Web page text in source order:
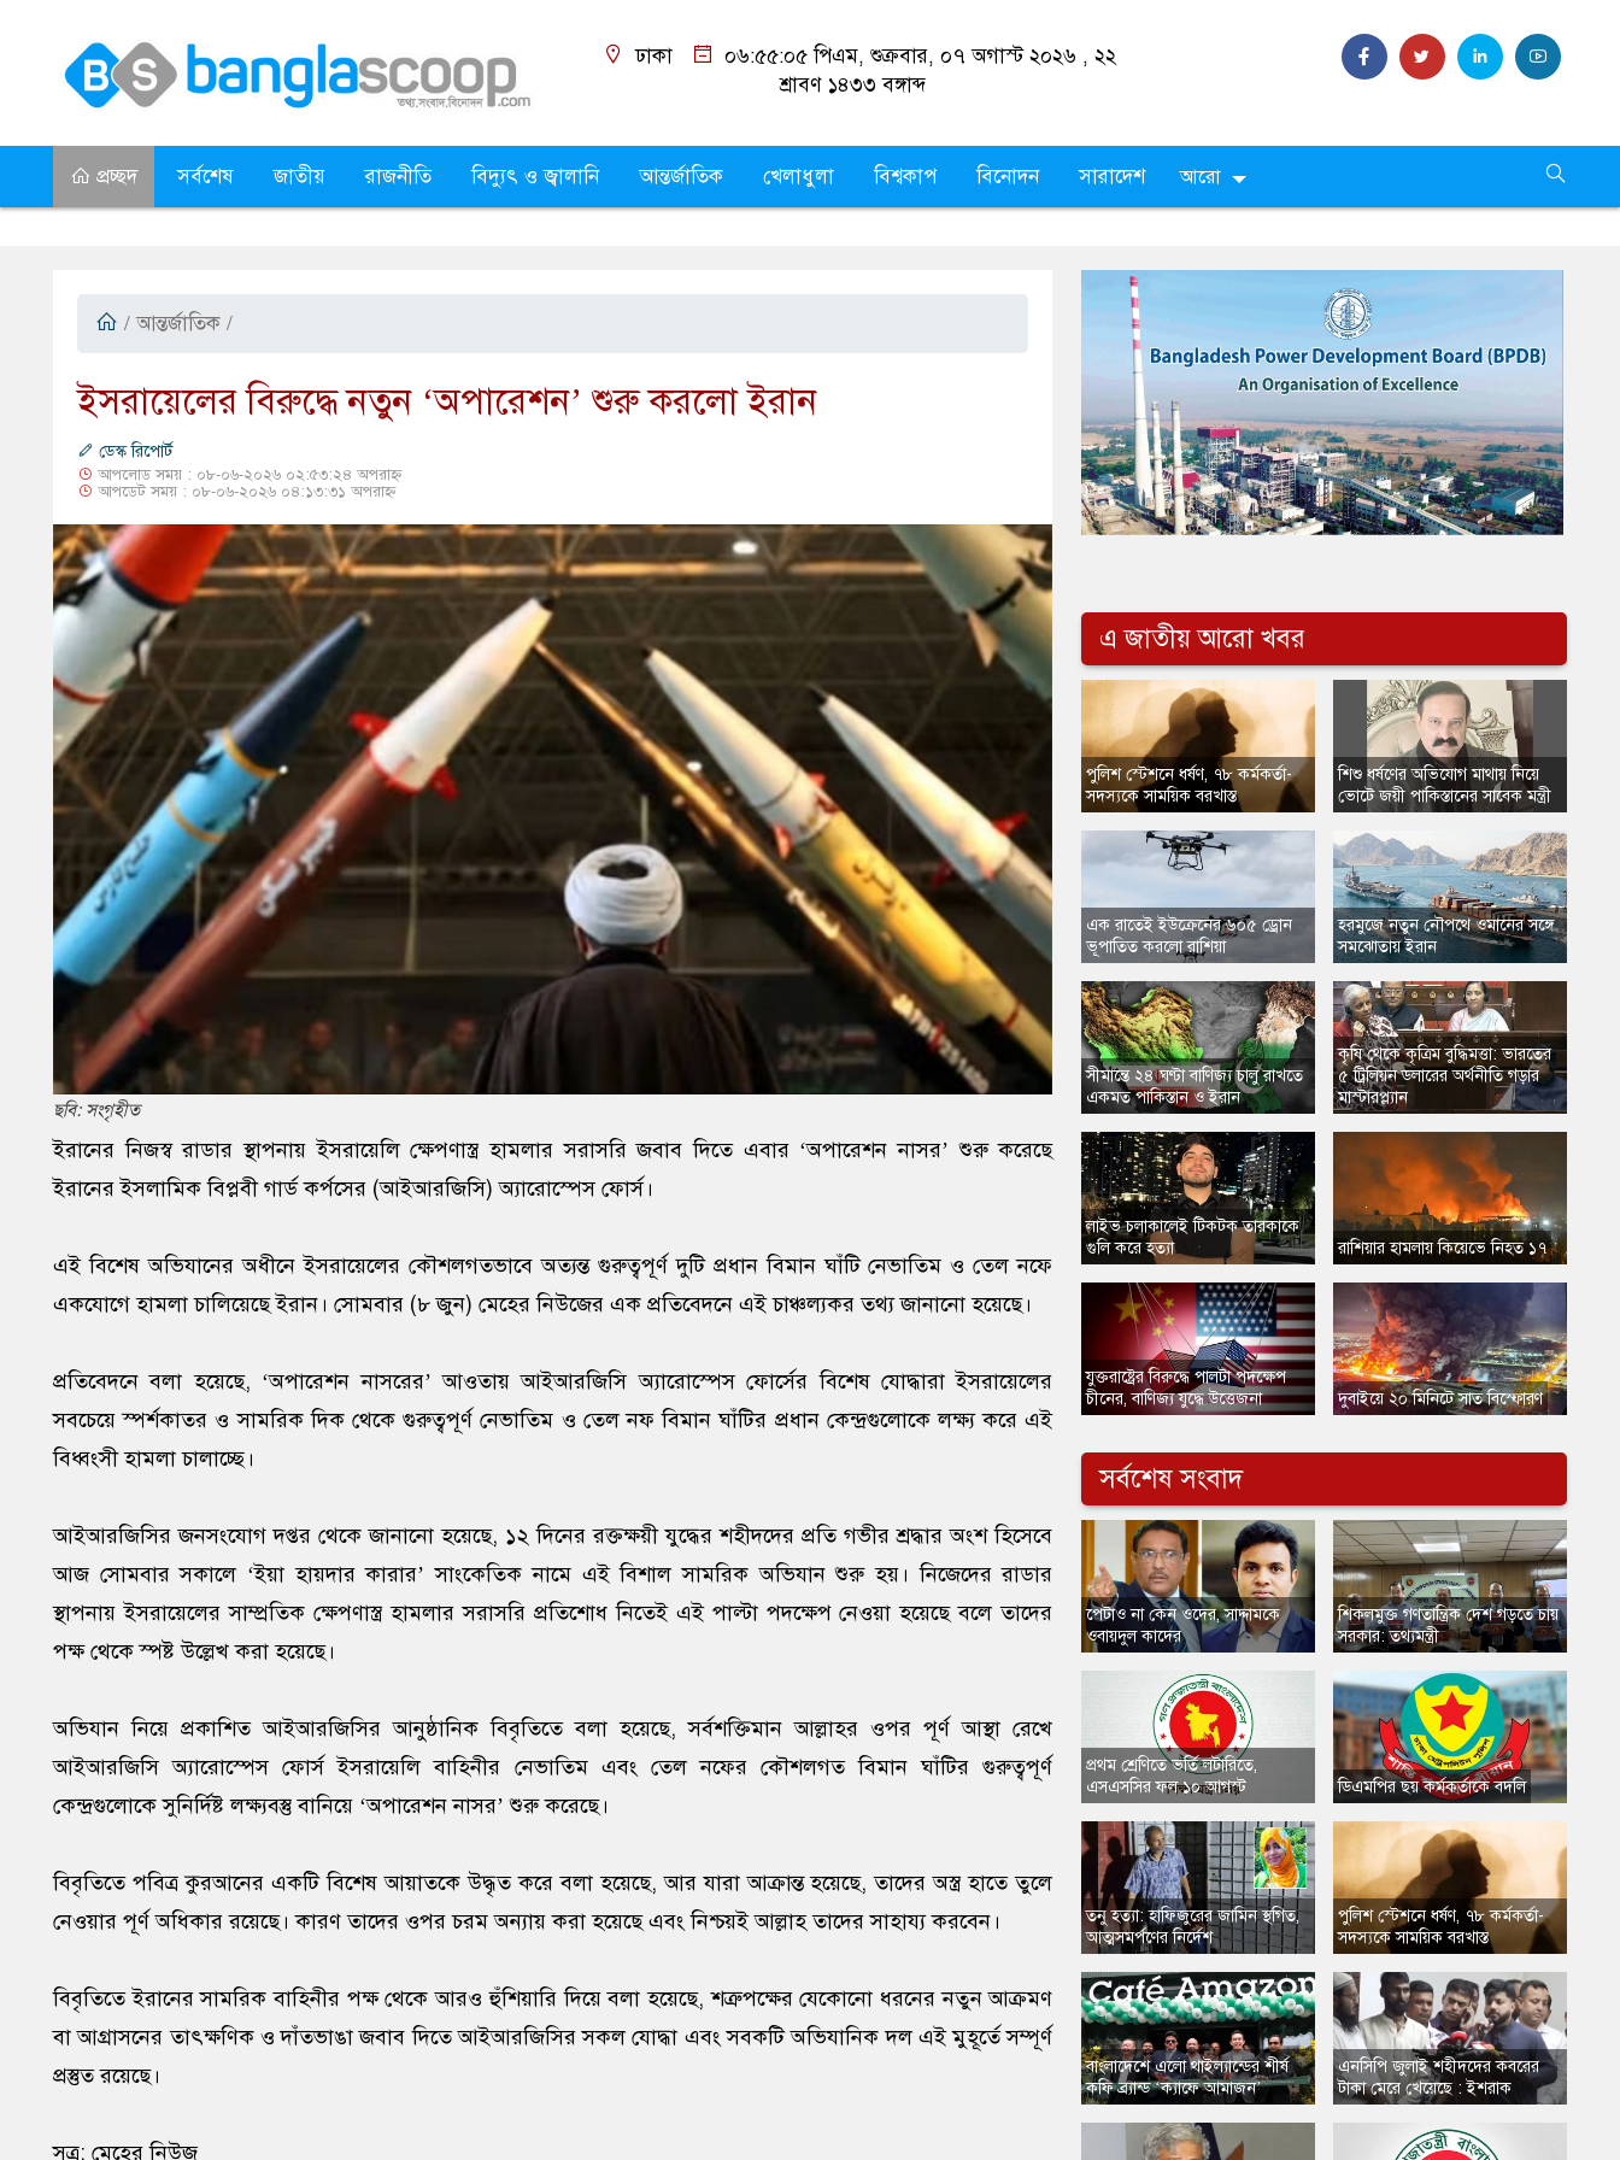
ঢাকা ০৬:৫৫:০৬ পিএম, শুক্রবার, ০৭ অগাস্ট ২০২৬ ,২২
শ্রাবণ ১৪৩৩ বঙ্গাব্দ
প্রচ্ছদ সর্বশেষ জাতীয় রাজনীতি বিদ্যুৎ ও জ্বালানি আন্তর্জাতিক খেলাধুলা বিশ্বকাপ বিনোদন সারাদেশ আরো
/ আন্তর্জাতিক /
​ইসরায়েলের বিরুদ্ধে নতুন ‘অপারেশন’ শুরু করলো ইরান
ডেস্ক রিপোর্ট
আপলোড সময় : ০৮-০৬-২০২৬ ০২:৫৩:২৪ অপরাহ্ন
আপডেট সময় : ০৮-০৬-২০২৬ ০৪:১৩:৩১ অপরাহ্ন
ছবি: সংগৃহীত
ইরানের নিজস্ব রাডার স্থাপনায় ইসরায়েলি ক্ষেপণাস্ত্র হামলার সরাসরি জবাব দিতে এবার ‘অপারেশন নাসর’ শুরু করেছে
ইরানের ইসলামিক বিপ্লবী গার্ড কর্পসের (আইআরজিসি) অ্যারোস্পেস ফোর্স।
এই বিশেষ অভিযানের অধীনে ইসরায়েলের কৌশলগতভাবে অত্যন্ত গুরুত্বপূর্ণ দুটি প্রধান বিমান ঘাঁটি নেভাতিম ও তেল নফে
একযোগে হামলা চালিয়েছে ইরান। সোমবার (৮ জুন) মেহের নিউজের এক প্রতিবেদনে এই চাঞ্চল্যকর তথ্য জানানো হয়েছে।
প্রতিবেদনে বলা হয়েছে, ‘অপারেশন নাসরের’ আওতায় আইআরজিসি অ্যারোস্পেস ফোর্সের বিশেষ যোদ্ধারা ইসরায়েলের
সবচেয়ে স্পর্শকাতর ও সামরিক দিক থেকে গুরুত্বপূর্ণ নেভাতিম ও তেল নফ বিমান ঘাঁটির প্রধান কেন্দ্রগুলোকে লক্ষ্য করে এই
বিধ্বংসী হামলা চালাচ্ছে।
আইআরজিসির জনসংযোগ দপ্তর থেকে জানানো হয়েছে, ১২ দিনের রক্তক্ষয়ী যুদ্ধের শহীদদের প্রতি গভীর শ্রদ্ধার অংশ হিসেবে
আজ সোমবার সকালে ‘ইয়া হায়দার কারার’ সাংকেতিক নামে এই বিশাল সামরিক অভিযান শুরু হয়। নিজেদের রাডার
স্থাপনায় ইসরায়েলের সাম্প্রতিক ক্ষেপণাস্ত্র হামলার সরাসরি প্রতিশোধ নিতেই এই পাল্টা পদক্ষেপ নেওয়া হয়েছে বলে তাদের
পক্ষ থেকে স্পষ্ট উল্লেখ করা হয়েছে।
অভিযান নিয়ে প্রকাশিত আইআরজিসির আনুষ্ঠানিক বিবৃতিতে বলা হয়েছে, সর্বশক্তিমান আল্লাহর ওপর পূর্ণ আস্থা রেখে
আইআরজিসি অ্যারোস্পেস ফোর্স ইসরায়েলি বাহিনীর নেভাতিম এবং তেল নফের কৌশলগত বিমান ঘাঁটির গুরুত্বপূর্ণ
কেন্দ্রগুলোকে সুনির্দিষ্ট লক্ষ্যবস্তু বানিয়ে ‘অপারেশন নাসর’ শুরু করেছে।
বিবৃতিতে পবিত্র কুরআনের একটি বিশেষ আয়াতকে উদ্ধৃত করে বলা হয়েছে, আর যারা আক্রান্ত হয়েছে, তাদের অস্ত্র হাতে তুলে
নেওয়ার পূর্ণ অধিকার রয়েছে। কারণ তাদের ওপর চরম অন্যায় করা হয়েছে এবং নিশ্চয়ই আল্লাহ তাদের সাহায্য করবেন।
বিবৃতিতে ইরানের সামরিক বাহিনীর পক্ষ থেকে আরও হুঁশিয়ারি দিয়ে বলা হয়েছে, শত্রুপক্ষের যেকোনো ধরনের নতুন আক্রমণ
বা আগ্রাসনের তাৎক্ষণিক ও দাঁতভাঙা জবাব দিতে আইআরজিসির সকল যোদ্ধা এবং সবকটি অভিযানিক দল এই মুহূর্তে সম্পূর্ণ
প্রস্তুত রয়েছে।
সূত্র: মেহের নিউজ
এ জাতীয় আরো খবর
​পুলিশ স্টেশনে ধর্ষণ, ৭৮ কর্মকর্তা-
সদস্যকে সাময়িক বরখাস্ত
​এক রাতেই ইউক্রেনের ৬০৫ ড্রোন
ভূপাতিত করলো রাশিয়া
​সীমান্তে ২৪ ঘণ্টা বাণিজ্য চালু রাখতে
একমত পাকিস্তান ও ইরান
​লাইভ চলাকালেই টিকটক তারকাকে
গুলি করে হত্যা
​যুক্তরাষ্ট্রের বিরুদ্ধে পালটা পদক্ষেপ
চীনের, বাণিজ্য যুদ্ধে ‍উত্তেজনা
​শিশু ধর্ষণের অভিযোগ মাথায় নিয়ে
ভোটে জয়ী পাকিস্তানের সাবেক মন্ত্রী
​হরমুজে নতুন নৌপথে ওমানের সঙ্গে
সমঝোতায় ইরান
কৃষি থেকে কৃত্রিম বুদ্ধিমত্তা: ভারতের
৫ ট্রিলিয়ন ডলারের অর্থনীতি গড়ার
মাস্টারপ্ল্যান
​রাশিয়ার হামলায় কিয়েভে নিহত ১৭
দুবাইয়ে ২০ মিনিটে সাত বিস্ফোরণ
সর্বশেষ সংবাদ
​পেটাও না কেন ওদের, সাদ্দামকে
ওবায়দুল কাদের
প্রথম শ্রেণিতে ভর্তি লটারিতে,
এসএসসির ফল ১০ আগস্ট
তনু হত্যা: হাফিজুরের জামিন স্থগিত,
আত্মসমর্পণের নির্দেশ
​বাংলাদেশে এলো থাইল্যান্ডের শীর্ষ
কফি ব্র্যান্ড ‘ক্যাফে আমাজন’
​শিকলমুক্ত গণতান্ত্রিক দেশ গড়তে চায়
সরকার: তথ্যমন্ত্রী
​ডিএমপির ছয় কর্মকর্তাকে বদলি
​পুলিশ স্টেশনে ধর্ষণ, ৭৮ কর্মকর্তা-
সদস্যকে সাময়িক বরখাস্ত
এনসিপি জুলাই শহীদদের কবরের
টাকা মেরে খেয়েছে : ইশরাক